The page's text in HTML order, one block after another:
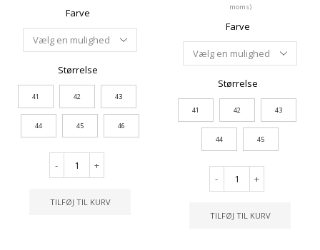
Farve
Størrelse
41 42 43
44 45 46
- +
TILFØJ TIL KURV
moms)
Farve
Størrelse
41 42 43
44 45
- +
TILFØJ TIL KURV